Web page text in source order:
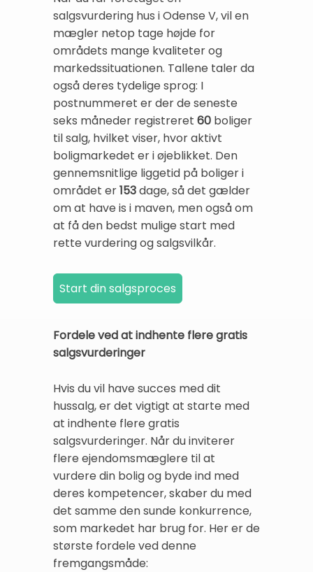
salgsvurdering hus i Odense V, vil en
mægler netop tage højde for
områdets mange kvaliteter og
markedssituationen. Tallene taler da
også deres tydelige sprog: I
postnummeret er der de seneste
seks måneder registreret 60 boliger
til salg, hvilket viser, hvor aktivt
boligmarkedet er i øjeblikket. Den
gennemsnitlige liggetid på boliger i
området er153dage, så det gælder
om at have is i maven, men også om
at få den bedst mulige start med
rette vurdering og salgsvilkår.
Fordele ved at indhente flere gratis
salgsvurderinger
Hvis du vil have succes med dit
hussalg, er det vigtigt at starte med
at indhente flere gratis
salgsvurderinger. Når du inviterer
flere ejendomsmæglere til at
vurdere din bolig og byde ind med
deres kompetencer, skaber du med
det samme den sunde konkurrence,
som markedet har brug for. Her er de
største fordele ved denne
fremgangsmåde: